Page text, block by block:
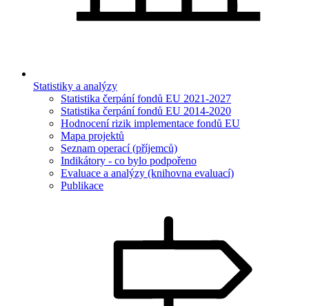
Statistiky a analýzy
Statistika čerpání fondů EU 2021-2027
Statistika čerpání fondů EU 2014-2020
Hodnocení rizik implementace fondů EU
Mapa projektů
Seznam operací (příjemců)
Indikátory - co bylo podpořeno
Evaluace a analýzy (knihovna evaluací)
Publikace